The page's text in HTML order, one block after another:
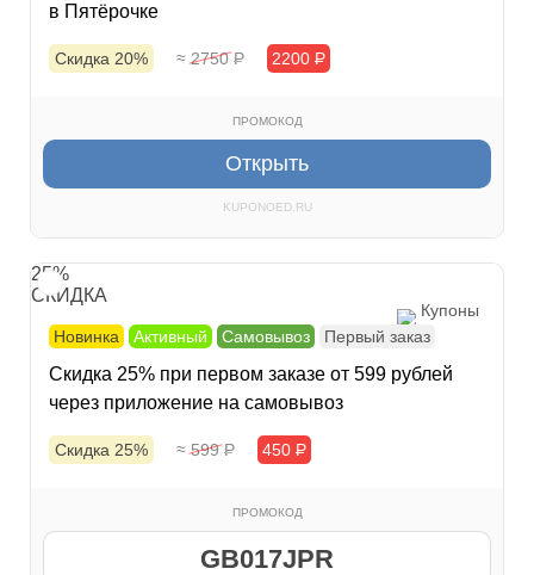
в Пятёрочке
Скидка 20% ≈ 2750Р 2200 Р
ПРОМОКОД
Открыть
KUPONOED.RU
25%
СКИДКА
Купоны
Новинка
Активный Самовывоз Первый заказ
Скидка 25% при первом заказе от 599 рублей
через приложение на самовывоз
Скидка 25% ≈ 599Р 450 Р
ПРОМОКОД
GB017JPR